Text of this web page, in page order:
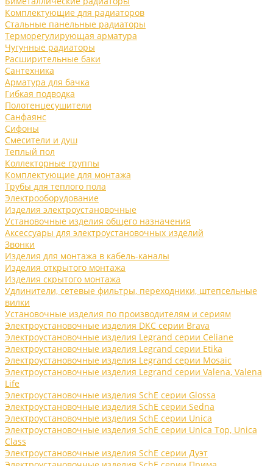
Комплектующие для радиаторов
Стальные панельные радиаторы
Терморегулирующая арматура
Чугунные радиаторы
Расширительные баки
Сантехника
Арматура для бачка
Гибкая подводка
Полотенцесушители
Санфаянс
Сифоны
Смесители и душ
Теплый пол
Коллекторные группы
Комплектующие для монтажа
Трубы для теплого пола
Электрооборудование
Изделия электроустановочные
Установочные изделия общего назначения
Аксессуары для электроустановочных изделий
Звонки
Изделия для монтажа в кабель-каналы
Изделия открытого монтажа
Изделия скрытого монтажа
Удлинители, сетевые фильтры, переходники, штепсельные
вилки
Установочные изделия по производителям и сериям
Электроустановочные изделия DKC серии Brava
Электроустановочные изделия Legrand серии Celiane
Электроустановочные изделия Legrand серии Etika
Электроустановочные изделия Legrand серии Mosaic
Электроустановочные изделия Legrand серии Valena, Valena
Life
Электроустановочные изделия SchE серии Glossa
Электроустановочные изделия SchE серии Sedna
Электроустановочные изделия SchE серии Unica
Электроустановочные изделия SchE серии Unica Top, Unica
Class
Электроустановочные изделия SchE серии Дуэт